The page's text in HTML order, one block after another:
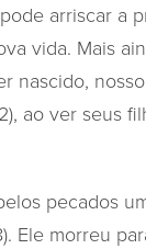
arriscar a
vida. Mais
nascido,
ao ver seus
pecados
Ele morreu